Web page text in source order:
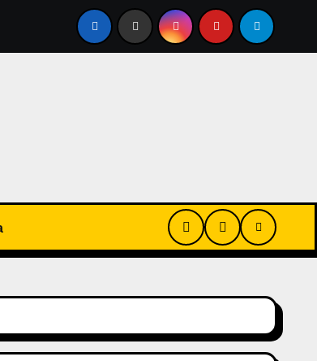
за зняття військовозобов'язаного з